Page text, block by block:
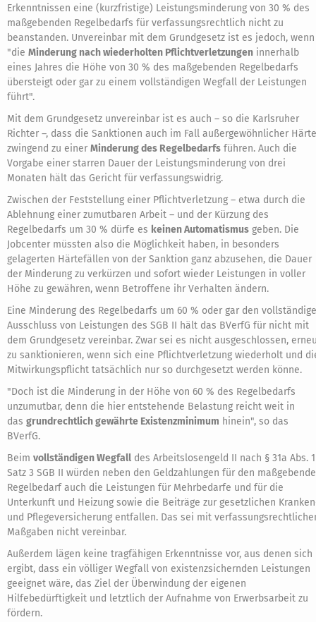
Erkenntnissen eine (kurzfristige) Leistungsminderung von 30 % des
maßgebenden Regelbedarfs für verfassungsrechtlich nicht zu
beanstanden. Unvereinbar mit dem Grundgesetz ist es jedoch, wenn
"die Minderung nach wiederholten Pflichtverletzungen innerhalb
eines Jahres die Höhe von 30 % des maßgebenden Regelbedarfs
übersteigt oder gar zu einem vollständigen Wegfall der Leistungen
führt".
Mit dem Grundgesetz unvereinbar ist es auch – so die Karlsruher
Richter –, dass die Sanktionen auch im Fall außergewöhnlicher
zwingend zu einer Minderung des Regelbedarfs führen. Auch die
Vorgabe einer starren Dauer der Leistungsminderung von drei
Monaten hält das Gericht für verfassungswidrig.
Zwischen der Feststellung einer Pflichtverletzung – etwa durch die
Ablehnung einer zumutbaren Arbeit – und der Kürzung des
Regelbedarfs um 30 % dürfe es keinen Automatismus geben. Die
Jobcenter müssten also die Möglichkeit haben, in besonders
gelagerten Härtefällen von der Sanktion ganz abzusehen, die Dauer
der Minderung zu verkürzen und sofort wieder Leistungen in voller
Höhe zu gewähren, wenn Betroffene ihr Verhalten ändern.
Eine Minderung des Regelbedarfs um 60 % oder gar den
Ausschluss von Leistungen des SGB II hält das BVerfG für nicht mit
dem Grundgesetz vereinbar. Zwar sei es nicht ausgeschlossen,
zu sanktionieren, wenn sich eine Pflichtverletzung wiederholt und
Mitwirkungspflicht tatsächlich nur so durchgesetzt werden könne.
"Doch ist die Minderung in der Höhe von 60 % des Regelbedarfs
unzumutbar, denn die hier entstehende Belastung reicht weit in
das grundrechtlich gewährte Existenzminimum hinein", so das
BVerfG.
Beim vollständigen Wegfall des Arbeitslosengeld II nach § 31a Abs. 1
Satz 3 SGB II würden neben den Geldzahlungen für den
Regelbedarf auch die Leistungen für Mehrbedarfe und für die
Unterkunft und Heizung sowie die Beiträge zur gesetzlichen
und Pflegeversicherung entfallen. Das sei mit
Maßgaben nicht vereinbar.
Außerdem lägen keine tragfähigen Erkenntnisse vor, aus denen sich
ergibt, dass ein völliger Wegfall von existenzsichernden Leistungen
geeignet wäre, das Ziel der Überwindung der eigenen
Hilfebedürftigkeit und letztlich der Aufnahme von Erwerbsarbeit zu
fördern.